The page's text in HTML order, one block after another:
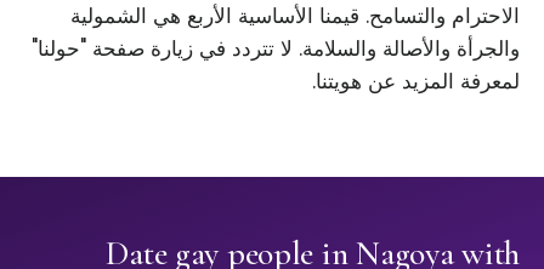
الاحترام والتسامح. قيمنا الأساسية الأربع هي الشمولية
والجرأة والأصالة والسلامة. لا تتردد في زيارة صفحة "حولنا"
لمعرفة المزيد عن هويتنا.
Date gay people in Nagoya with